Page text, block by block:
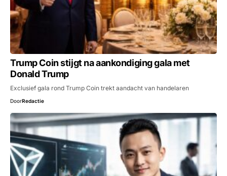
Trump Coin stijgt na aankondiging gala met
Donald Trump
Exclusief gala rond Trump Coin trekt aandacht van handelaren
DoorRedactie